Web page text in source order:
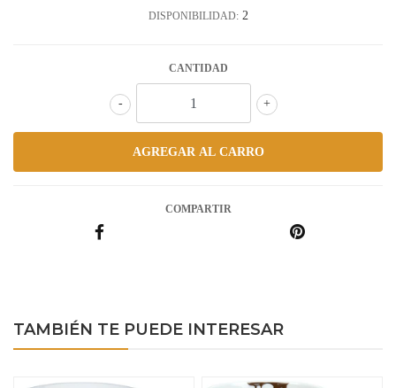
DISPONIBILIDAD: 2
CANTIDAD
+
-
COMPARTIR
TAMBIÉN TE PUEDE INTERESAR